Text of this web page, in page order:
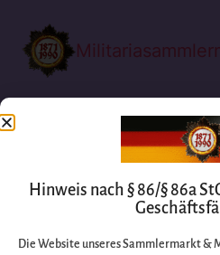
Hinweis nach § 86/§ 86a
Die Website unseres Sammlermarkt &